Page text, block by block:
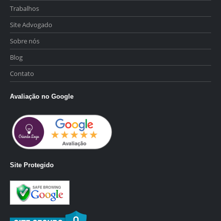
Trabalhos
Site Advogado
Sobre nós
Blog
Contato
Avaliação no Google
Site Protegido